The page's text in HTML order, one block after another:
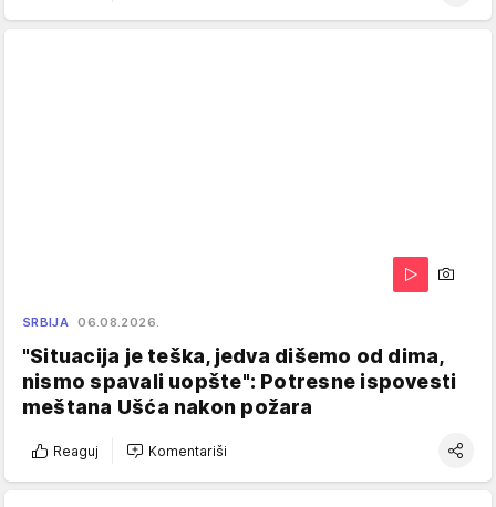
SRBIJA 06.08.2026.
"Situacija je teška, jedva dišemo od dima,
nismo spavali uopšte": Potresne ispovesti
meštana Ušća nakon požara
Reaguj Komentariši